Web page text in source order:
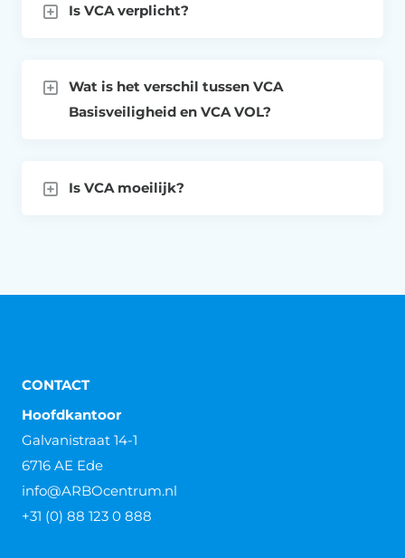
Is VCA verplicht?
Wat is het verschil tussen VCA
Basisveiligheid en VCA VOL?
Is VCA moeilijk?
CONTACT
Hoofdkantoor
Galvanistraat 14-1
6716 AE Ede
info@ARBOcentrum.nl
+31 (0) 88 123 0 888